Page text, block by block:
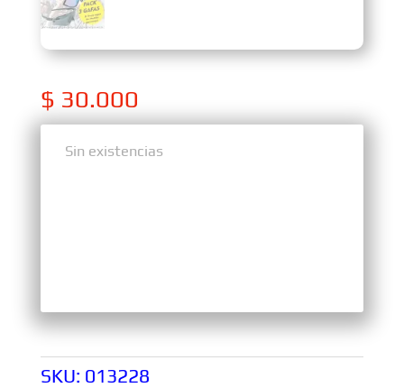
$ 30.000
Sin existencias
Sin existencias
SKU: 013228